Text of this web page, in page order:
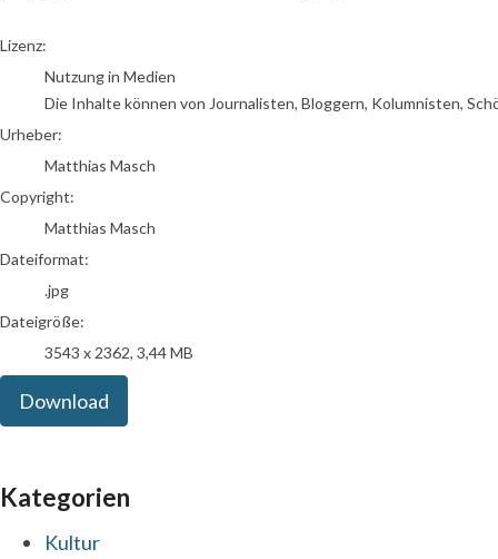
Matthias Masch
Lizenz:
Nutzung in Medien
Die Inhalte können von Journalisten, Bloggern, Kolumnisten,
Urheber:
Matthias Masch
Copyright:
Matthias Masch
Dateiformat:
.jpg
Dateigröße:
3543 x 2362, 3,44 MB
Download
Kategorien
Kultur